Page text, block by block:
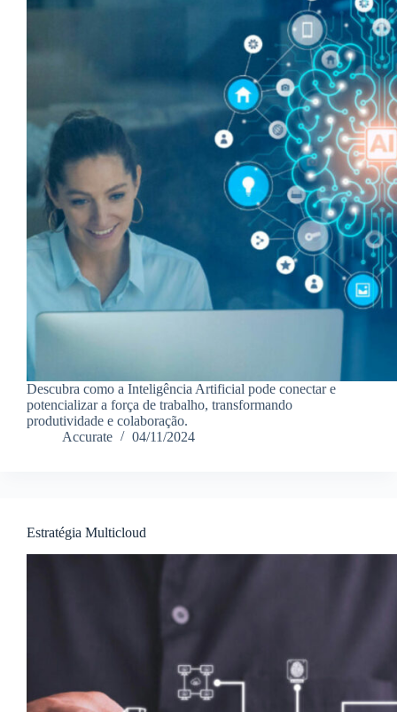
Descubra como a Inteligência Artificial pode conectar e
potencializar a força de trabalho, transformando
produtividade e colaboração.
Accurate
04/11/2024
Estratégia Multicloud